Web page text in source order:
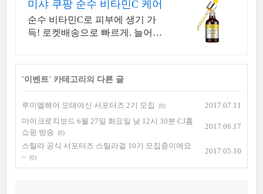
미샤 쿠팡 순수 비타민C 케어
순수 비타민C로 피부에 생기 가
득! 로켓배송으로 빠르게. 늘어나
'이벤트' 카테고리의 다른 글
루미엘헤어 모태여신 서포터즈 2기 모집 (0)
2017.07.11
마이크로킥보드 6월 27일 화요일 낮 12시 30분 CJ홈
쇼핑 방송
(0)
2017.06.17
스틸라 공식 서포터즈 스틸라걸 10기 모집중이에요
~ (0)
2017.05.10